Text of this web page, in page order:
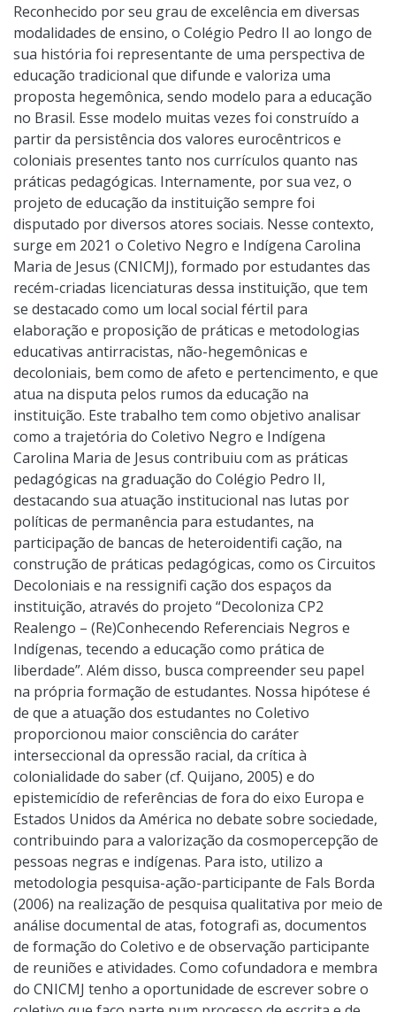
Reconhecido por seu grau de excelência em diversas
modalidades de ensino, o Colégio Pedro II ao longo de
sua história foi representante de uma perspectiva de
educação tradicional que difunde e valoriza uma
proposta hegemônica, sendo modelo para a educação
no Brasil. Esse modelo muitas vezes foi construído a
partir da persistência dos valores eurocêntricos e
coloniais presentes tanto nos currículos quanto nas
práticas pedagógicas. Internamente, por sua vez, o
projeto de educação da instituição sempre foi
disputado por diversos atores sociais. Nesse contexto,
surge em 2021 o Coletivo Negro e Indígena Carolina
Maria de Jesus (CNICMJ), formado por estudantes das
recém-criadas licenciaturas dessa instituição, que tem
se destacado como um local social fértil para
elaboração e proposição de práticas e metodologias
educativas antirracistas, não-hegemônicas e
decoloniais, bem como de afeto e pertencimento, e que
atua na disputa pelos rumos da educação na
instituição. Este trabalho tem como objetivo analisar
como a trajetória do Coletivo Negro e Indígena
Carolina Maria de Jesus contribuiu com as práticas
pedagógicas na graduação do Colégio Pedro II,
destacando sua atuação institucional nas lutas por
políticas de permanência para estudantes, na
participação de bancas de heteroidentifi cação, na
construção de práticas pedagógicas, como os Circuitos
Decoloniais e na ressignifi cação dos espaços da
instituição, através do projeto “Decoloniza CP2
Realengo – (Re)Conhecendo Referenciais Negros e
Indígenas, tecendo a educação como prática de
liberdade”. Além disso, busca compreender seu papel
na própria formação de estudantes. Nossa hipótese é
de que a atuação dos estudantes no Coletivo
proporcionou maior consciência do caráter
interseccional da opressão racial, da crítica à
colonialidade do saber (cf. Quijano, 2005) e do
epistemicídio de referências de fora do eixo Europa e
Estados Unidos da América no debate sobre sociedade,
contribuindo para a valorização da cosmopercepção de
pessoas negras e indígenas. Para isto, utilizo a
metodologia pesquisa-ação-participante de Fals Borda
(2006) na realização de pesquisa qualitativa por meio de
análise documental de atas, fotografi as, documentos
de formação do Coletivo e de observação participante
de reuniões e atividades. Como cofundadora e membra
do CNICMJ tenho a oportunidade de escrever sobre o